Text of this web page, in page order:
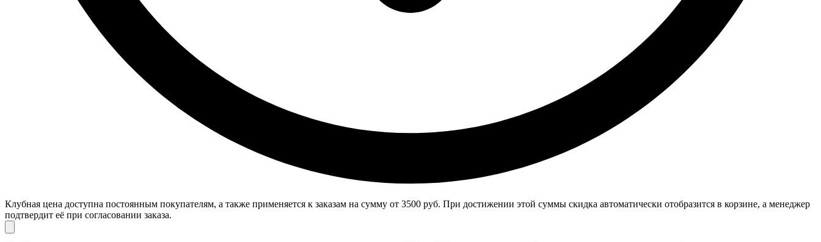
Клубная цена доступна постоянным покупателям, а также применяется к заказам на сумму от 3500 руб. При достижении этой суммы скидка автоматически отобразится в корзине, а менеджер
подтвердит её при согласовании заказа.